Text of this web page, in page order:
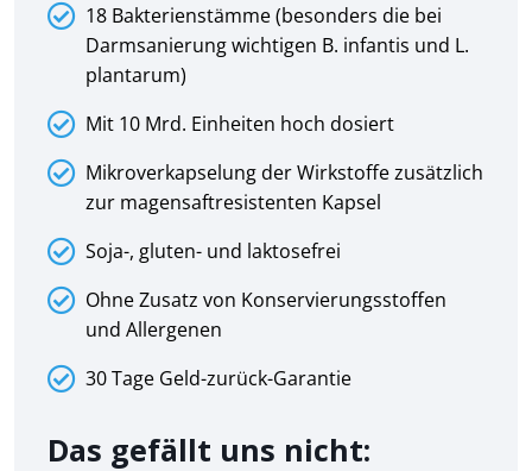
18 Bakterienstämme (besonders die bei
Darmsanierung wichtigen B. infantis und L.
plantarum)
Mit 10 Mrd. Einheiten hoch dosiert
Mikroverkapselung der Wirkstoffe zusätzlich
zur magensaftresistenten Kapsel
Soja-, gluten- und laktosefrei
Ohne Zusatz von Konservierungsstoffen
und Allergenen
30 Tage Geld-zurück-Garantie
Das gefällt uns nicht: